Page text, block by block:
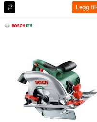
Legg til